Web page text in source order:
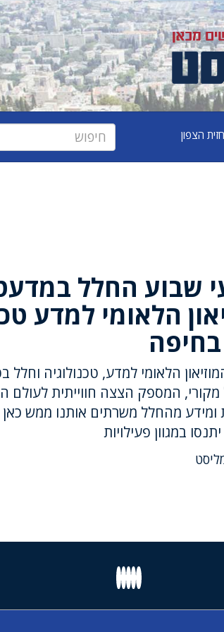
חזית הצפון
שבוע החלל
הלאומי למדע
הלאומי למדע, טכנולוגיה וחלל
מקורי, המספק הצצה חווייתית לעולם
ומידע מהחלל משרתים אותנו ממש
במגוון פעילויות